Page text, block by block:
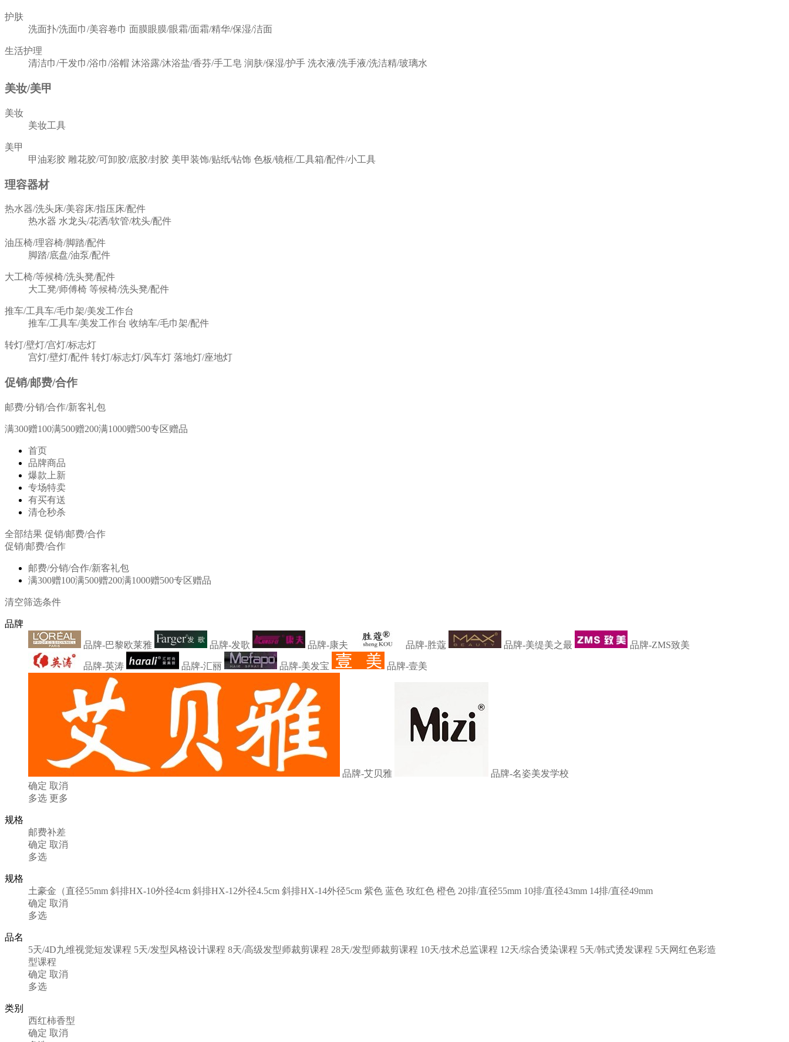
护肤
洗面扑/洗面巾/美容卷巾 面膜眼膜/眼霜/面霜/精华/保湿/洁面
生活护理
清洁巾/干发巾/浴巾/浴帽 沐浴露/沐浴盐/香芬/手工皂 润肤/保湿/护手 洗衣液/洗手液/洗洁精/玻璃水
美妆/美甲
美妆
美妆工具
美甲
甲油彩胶 雕花胶/可卸胶/底胶/封胶 美甲装饰/贴纸/钻饰 色板/镜框/工具箱/配件/小工具
理容器材
热水器/洗头床/美容床/指压床/配件
热水器 水龙头/花洒/软管/枕头/配件
油压椅/理容椅/脚踏/配件
脚踏/底盘/油泵/配件
大工椅/等候椅/洗头凳/配件
大工凳/师傅椅 等候椅/洗头凳/配件
推车/工具车/毛巾架/美发工作台
推车/工具车/美发工作台 收纳车/毛巾架/配件
转灯/壁灯/宫灯/标志灯
宫灯/壁灯/配件 转灯/标志灯/风车灯 落地灯/座地灯
促销/邮费/合作
邮费/分销/合作/新客礼包
满300赠100满500赠200满1000赠500专区赠品
首页
品牌商品
爆款上新
专场特卖
有买有送
清仓秒杀
全部结果 促销/邮费/合作
促销/邮费/合作
邮费/分销/合作/新客礼包
满300赠100满500赠200满1000赠500专区赠品
清空筛选条件
品牌
品牌-巴黎欧莱雅 品牌-发歌 品牌-康夫 品牌-胜蔻 品牌-美缇美之最 品牌-ZMS致美
品牌-英涛 品牌-汇丽 品牌-美发宝 品牌-壹美
品牌-艾贝雅
品牌-名姿美发学校
确定 取消
多选 更多
规格
邮费补差
确定 取消
多选
规格
土豪金（直径55mm 斜排HX-10外径4cm 斜排HX-12外径4.5cm 斜排HX-14外径5cm 紫色 蓝色 玫红色 橙色 20排/直径55mm 10排/直径43mm 14排/直径49mm
确定 取消
多选
品名
5天/4D九维视觉短发课程 5天/发型风格设计课程 8天/高级发型师裁剪课程 28天/发型师裁剪课程 10天/技术总监课程 12天/综合烫染课程 5天/韩式烫发课程 5天网红色彩造
型课程
确定 取消
多选
类别
西红柿香型
确定 取消